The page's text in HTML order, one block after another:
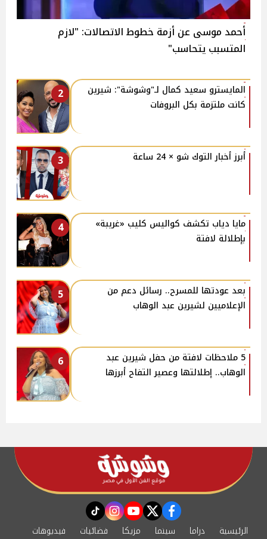
أحمد موسى عن أزمة خطوط الاتصالات: "لازم
المتسبب يتحاسب"
2
المايسترو سعيد كمال لـ"وشوشة": شيرين
كانت ملتزمة بكل البروفات
3 أبرز أخبار التوك شو × 24 ساعة
4
مايا دياب تكشف كواليس كليب «غريبة»
بإطلالة لافتة
5
بعد عودتها للمسرح.. رسائل دعم من
الإعلاميين لشيرين عبد الوهاب
6
5 ملاحظات لافتة من حفل شيرين عبد
الوهاب.. إطلالتها وعصير التفاح أبرزها
facebook
twitter
youtube
instagram
tiktok
الرئيسية دراما سينما مزيكا فضائيات فيديوهات